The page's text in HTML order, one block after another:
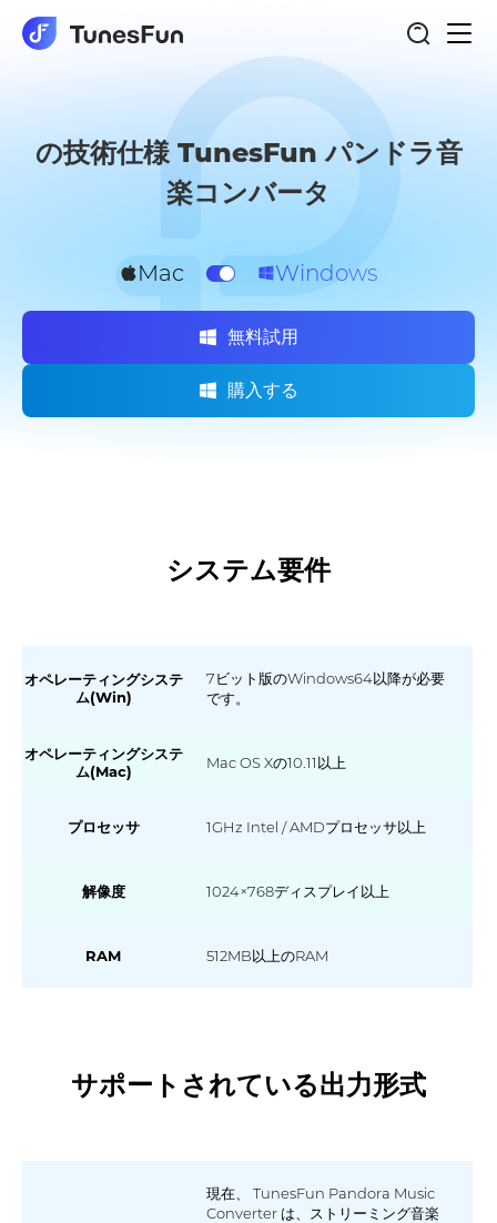
ト
グ
シ
ョ
パンドラ音楽コンバータ
の技術仕様 TunesFun パンドラ音
楽コンバータ
Mac Windows
無料試用
購入する
システム要件
オペレーティングシステ
ム(Win)
7ビット版のWindows64以降が必要
です。
オペレーティングシステ
ム(Mac)
Mac OS Xの10.11以上
プロセッサ 1GHz Intel / AMDプロセッサ以上
解像度 1024×768ディスプレイ以上
RAM 512MB以上のRAM
サポートされている出力形式
現在、 TunesFun Pandora Music
Converter は、ストリーミング音楽